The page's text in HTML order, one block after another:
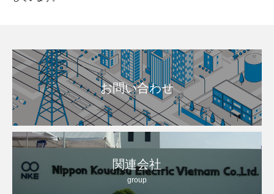
お問い合わせ
関連会社
group